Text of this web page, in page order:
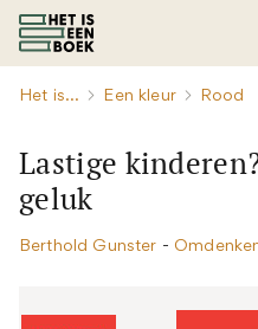
Het is... Een kleur Rood
Lastige
geluk
Berthold Gunster -